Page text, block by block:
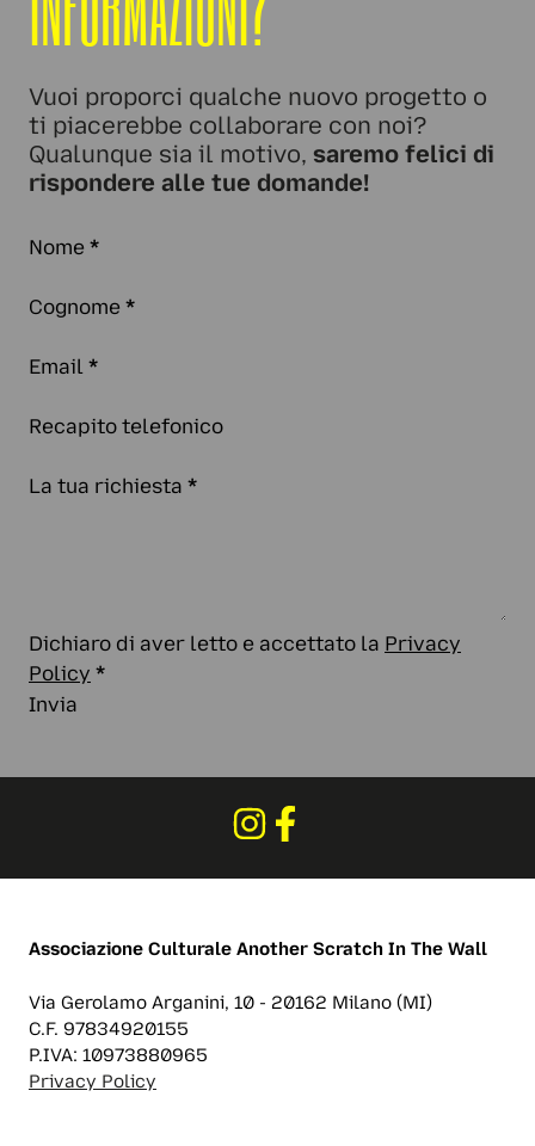
Vuoi proporci qualche nuovo progetto o
ti piacerebbe collaborare con noi?
Qualunque sia il motivo, saremo felici di
rispondere alle tue domande!
Nome *
Cognome *
Email *
Recapito telefonico
La tua richiesta *
Dichiaro di aver letto e accettato la Privacy
Policy *
Invia
Associazione Culturale Another Scratch In The Wall
Via Gerolamo Arganini, 10 - 20162 Milano (MI)
C.F. 97834920155
P.IVA: 10973880965
Privacy Policy